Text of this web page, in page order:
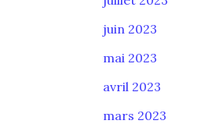
juin 2023
mai 2023
avril 2023
mars 2023